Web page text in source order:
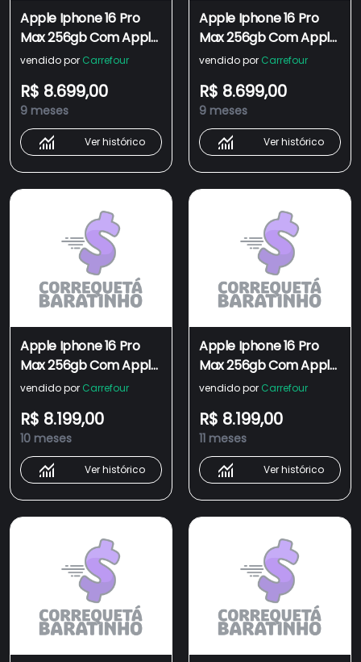
Apple Iphone 16 Pro
Max 256gb Com Apple
Inteligência Ai Novo
vendido por Carrefour
R$ 8.699,00
9 meses
Ver histórico
Apple Iphone 16 Pro
Max 256gb Com Apple
Inteligência Ai Novo
vendido por Carrefour
R$ 8.699,00
9 meses
Ver histórico
Apple Iphone 16 Pro
Max 256gb Com Apple
Inteligência Ai Novo
vendido por Carrefour
R$ 8.199,00
10 meses
Ver histórico
Apple Iphone 16 Pro
Max 256gb Com Apple
Inteligência Ai Novo
vendido por Carrefour
R$ 8.199,00
11 meses
Ver histórico